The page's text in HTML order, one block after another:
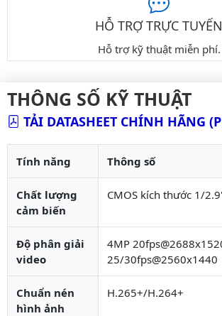
HỖ TRỢ TRỰC TUYẾN
Hỗ trợ kỹ thuật miễn phí.
THÔNG SỐ KỸ THUẬT
TẢI DATASHEET CHÍNH HÃNG
Tính năng Thông số
Chất lượng
cảm biến
CMOS kích thước 1/
Độ phân giải
video
4MP
25/30fps@2560x1440
Chuẩn nén
hình ảnh
H.265+/H.264+